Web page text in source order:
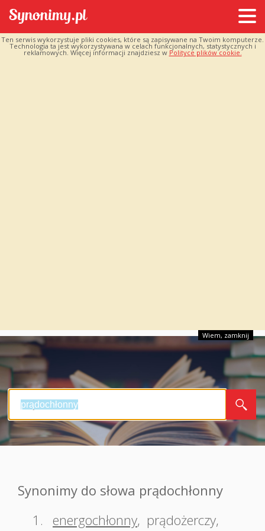
Ten serwis wykorzystuje pliki cookies, które są zapisywane na Twoim komputerze.
Technologia ta jest wykorzystywana w celach funkcjonalnych, statystycznych i
reklamowych. Więcej informacji znajdziesz w Polityce plików cookie.
Wiem, zamknij
Synonimy do słowa prądochłonny
1.
energochłonny, prądożerczy,